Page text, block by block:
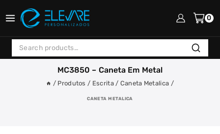
to
0
Search
for:
Search
MC3850 – Caneta Em Metal
/ Produtos / Escrita / Caneta Metalica /
CANETA METALICA